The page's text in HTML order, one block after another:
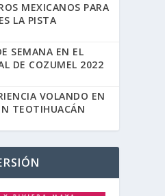
MEXICANOS PARA
LA PISTA
SEMANA EN EL
DE COZUMEL 2022
VOLANDO EN
TEOTIHUACÁN